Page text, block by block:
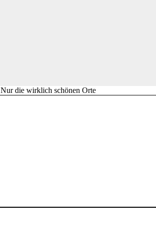
Nur die wirklich schönen Orte